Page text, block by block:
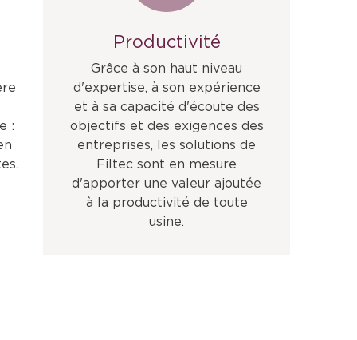
:
Productivité
Grâce à son haut niveau
d'expertise, à son expérience
et à sa capacité d'écoute des
objectifs et des exigences des
entreprises, les solutions de
Filtec sont en mesure
d'apporter une valeur ajoutée
à la productivité de toute
usine.